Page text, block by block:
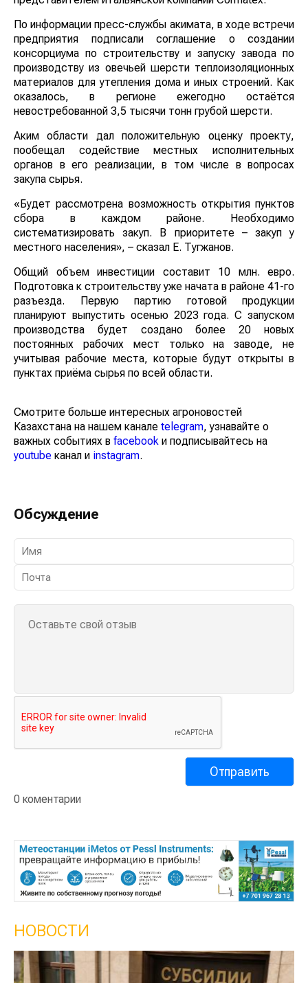
По информации пресс-службы акимата, в ходе встречи
предприятия подписали соглашение о создании
консорциума по строительству и запуску завода по
производству из овечьей шерсти теплоизоляционных
материалов для утепления дома и иных строений. Как
оказалось, в регионе ежегодно остаётся
невостребованной 3,5 тысячи тонн грубой шерсти.
Аким области дал положительную оценку проекту,
пообещал содействие местных исполнительных
органов в его реализации, в том числе в вопросах
закупа сырья.
«Будет рассмотрена возможность открытия пунктов
сбора в каждом районе. Необходимо
систематизировать закуп. В приоритете – закуп у
местного населения», – сказал Е. Тугжанов.
Общий объем инвестиции составит 10 млн. евро.
Подготовка к строительству уже начата в районе 41-го
разъезда. Первую партию готовой продукции
планируют выпустить осенью 2023 года. С запуском
производства будет создано более 20 новых
постоянных рабочих мест только на заводе, не
учитывая рабочие места, которые будут открыты в
пунктах приёма сырья по всей области.
Смотрите больше интересных агроновостей
Казахстана на нашем канале telegram, узнавайте о
важных событиях в facebook и подписывайтесь на
youtube канал и instagram.
Обсуждение
0 коментарии
НОВОСТИ